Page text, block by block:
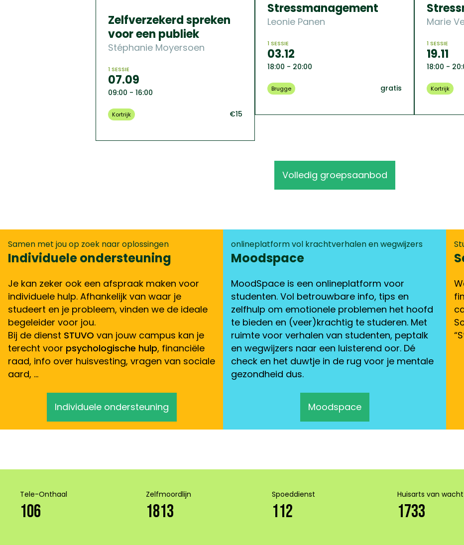
Zelfverzekerd spreken
voor een publiek
Stéphanie Moyersoen
1 SESSIE
07.09
09:00 - 16:00
Kortrijk €15
Stressmanagement
Leonie Panen
1 SESSIE
03.12
18:00 - 20:00
Brugge gratis
Marie
1 SESSIE
19.11
18:00 -
Kortrijk
Volledig groepsaanbod
Samen met jou op zoek naar oplossingen
Individuele ondersteuning
Je kan zeker ook een afspraak maken voor
individuele hulp. Afhankelijk van waar je
studeert en je probleem, vinden we de ideale
begeleider voor jou.
Bij de dienst STUVO van jouw campus kan je
terecht voor psychologische hulp, financiële
raad, info over huisvesting, vragen van sociale
aard, …
Individuele ondersteuning
onlineplatform vol krachtverhalen en wegwijzers
Moodspace
MoodSpace is een onlineplatform voor
studenten. Vol betrouwbare info, tips en
zelfhulp om emotionele problemen het hoofd
te bieden en (veer)krachtig te studeren. Met
ruimte voor verhalen van studenten, peptalk
en wegwijzers naar een luisterend oor. Dé
check en het duwtje in de rug voor je mentale
gezondheid dus.
Moodspace
Tele-Onthaal
106
Zelfmoordlijn
1813
Spoeddienst
112
Huisarts van wacht
1733